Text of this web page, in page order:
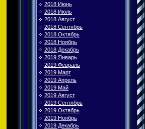
2018 Июнь
2018 Июль
2018 Август
2018 Сентябрь
2018 Октябрь
2018 Ноябрь
2018 Декабрь
2019 Январь
2019 Февраль
2019 Март
2019 Апрель
2019 Май
2019 Август
2019 Сентябрь
2019 Октябрь
2019 Ноябрь
2019 Декабрь